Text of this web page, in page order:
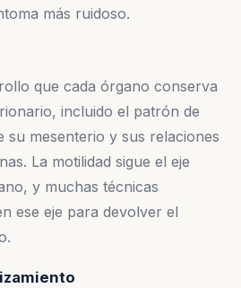
más ruidoso.
que cada órgano conserva
incluido el patrón de
su mesenterio y sus relaciones
La motilidad sigue el eje
y muchas técnicas
ese eje para devolver el